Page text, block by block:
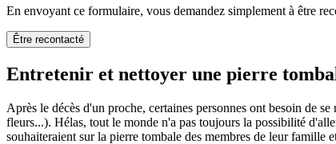
En envoyant ce formulaire, vous demandez simplement à être
Être recontacté
Entretenir et nettoyer une pierre
Après le décès d'un proche, certaines personnes ont besoin de
fleurs...). Hélas, tout le monde n'a pas toujours la possibilité
souhaiteraient sur la pierre tombale des membres de leur famille